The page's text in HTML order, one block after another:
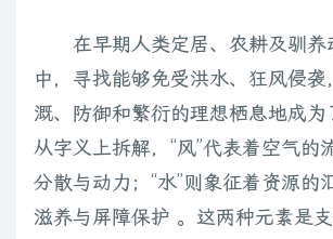
在早期人类定居、农耕及驯养
中，寻找能够免受洪水、狂风侵袭
溉、防御和繁衍的理想栖息地成为
从字义上拆解，“风”代表着空气的
分散与动力；“水”则象征着资源的
滋养与屏障保护 。这两种元素是